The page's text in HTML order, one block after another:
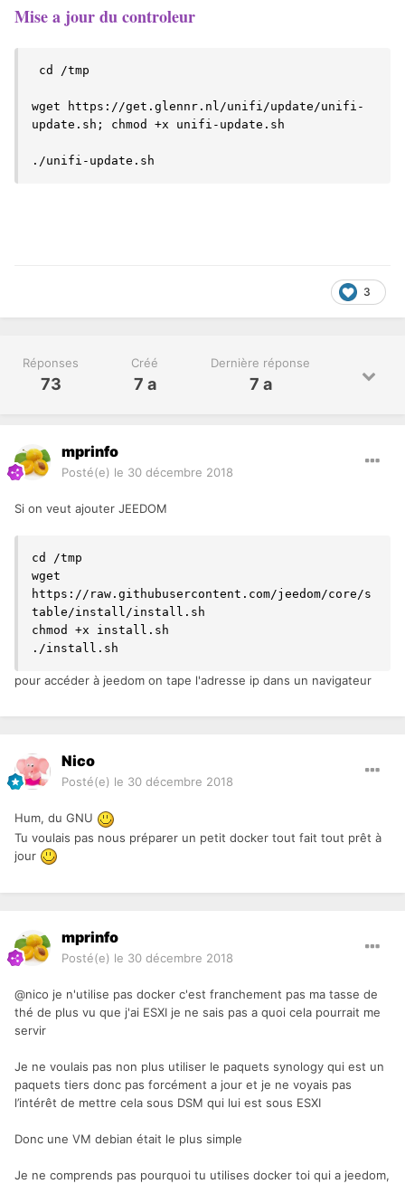
Mise a jour du controleur
wget https://get.glennr.nl/unifi/update/unifi-
update.sh; chmod +x unifi-update.sh ﻿
./unifi-update.sh ﻿﻿﻿﻿
3
Réponses
73
Créé
7 a
Dernière réponse
7 a
mprinfo
Posté(e) le 30 décembre 2018
Si on veut ajouter JEEDOM
cd /tmp
wget
https://raw.githubusercontent.com/jeedom/core/s
table/install/install.sh
chmod +x install.sh
./install.sh
pour accéder à jeedom on tape l'adresse ip dans un navigateur
Nico
Posté(e) le 30 décembre 2018
Hum, du GNU
Tu voulais pas nous préparer un petit docker tout fait tout prêt à
jour
mprinfo
Posté(e) le 30 décembre 2018
@nico je n'utilise pas docker c'est franchement pas ma tasse de
thé de plus vu que j'ai ESXI je ne sais pas a quoi cela pourrait me
servir
Je ne voulais pas non plus utiliser le paquets synology qui est un
paquets tiers donc pas forcément a jour et je ne voyais pas
l’intérêt de mettre cela sous DSM qui lui est sous ESXI
Donc une VM debian était le plus simple
Je ne comprends pas pourquoi tu utilises docker toi qui a jeedom,